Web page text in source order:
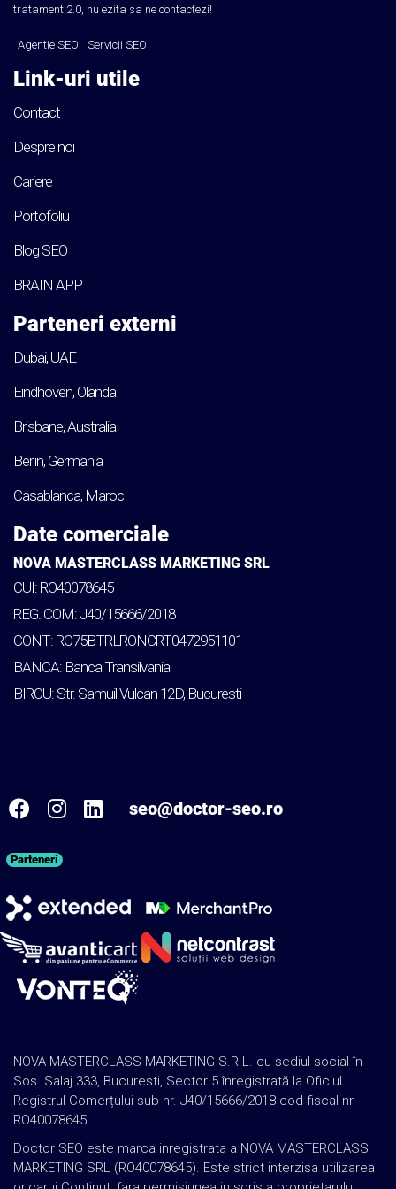
tratament 2.0, nu ezita sa ne contactezi!
Agentie SEO Servicii SEO
Link-uri utile
Contact
Despre noi
Cariere
Portofoliu
Blog SEO
BRAIN APP
Parteneri externi
Dubai, UAE
Eindhoven, Olanda
Brisbane, Australia
Berlin, Germania
Casablanca, Maroc
Date comerciale
NOVA MASTERCLASS MARKETING SRL
CUI: RO40078645
REG. COM: J40/15666/2018
CONT: RO75BTRLRONCRT0472951101
BANCA: Banca Transilvania
BIROU: Str. Samuil Vulcan 12D, Bucuresti
seo@doctor-seo.ro
Parteneri
NOVA MASTERCLASS MARKETING S.R.L. cu sediul social în
Sos. Salaj 333, Bucuresti, Sector 5 înregistrată la Oficiul
Registrul Comerțului sub nr. J40/15666/2018 cod fiscal nr.
RO40078645.
Doctor SEO este marca inregistrata a NOVA MASTERCLASS
MARKETING SRL (RO40078645). Este strict interzisa utilizarea